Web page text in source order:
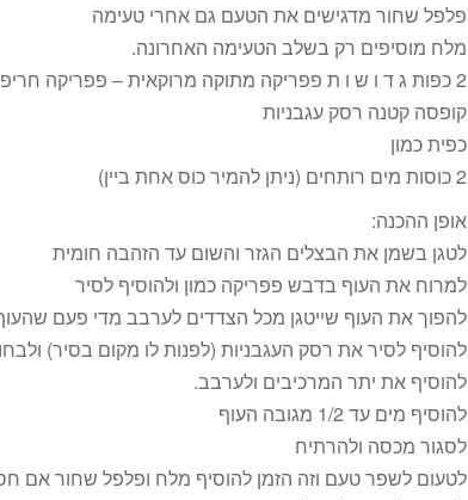
פלפל שחור מדגישים את הטעם גם אחרי טעימה
מלח מוסיפים רק בשלב הטעימה האחרונה.
2 כפות ג ד ו ש ו ת פפריקה מתוקה מרוקאית – פפריקה חריפה לפי רגש וטעם
קופסה קטנה רסק עגבניות
כפית כמון
2 כוסות מים רותחים (ניתן להמיר כוס אחת ביין)
אופן ההכנה:
לטגן בשמן את הבצלים הגזר והשום עד הזהבה חומית
למרוח את העוף בדבש פפריקה כמון ולהוסיף לסיר
להפוך את העוף שייטגן מכל הצדדים לערבב מדי פעם
להוסיף לסיר את רסק העגבניות (לפנות לו מקום בסיר)
להוסיף את יתר המרכיבים ולערבב.
להוסיף מים עד 1/2 מגובה העוף
לסגור מכסה ולהרתיח
לטעום לשפר טעם וזה הזמן להוסיף מלח ופלפל שחור אם